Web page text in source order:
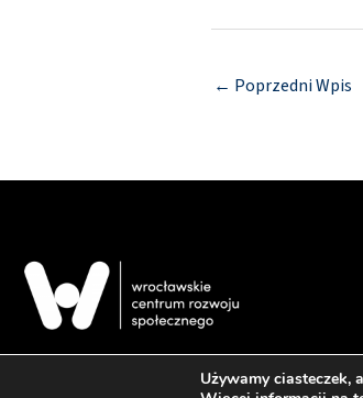
← Poprzedni Wpis
Używamy ciasteczek,